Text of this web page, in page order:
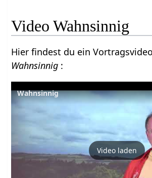
Video Wahnsinnig
Hier findest du ein
Wahnsinnig :
Wahnsinnig
Video laden